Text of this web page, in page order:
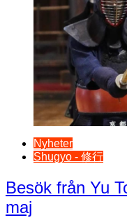
Nyheter
Shugyo - 修行
Besök från Yu
maj